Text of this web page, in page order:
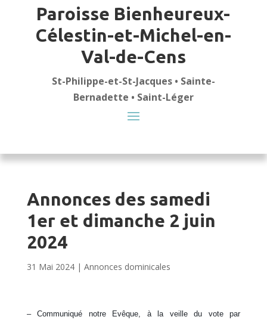
Paroisse Bienheureux-
Célestin-et-Michel-en-
Val-de-Cens
St-Philippe-et-St-Jacques • Sainte-
Bernadette • Saint-Léger
Annonces des samedi
1er et dimanche 2 juin
2024
31 Mai 2024| Annonces dominicales
– Communiqué notre Evêque, à la veille du vote par